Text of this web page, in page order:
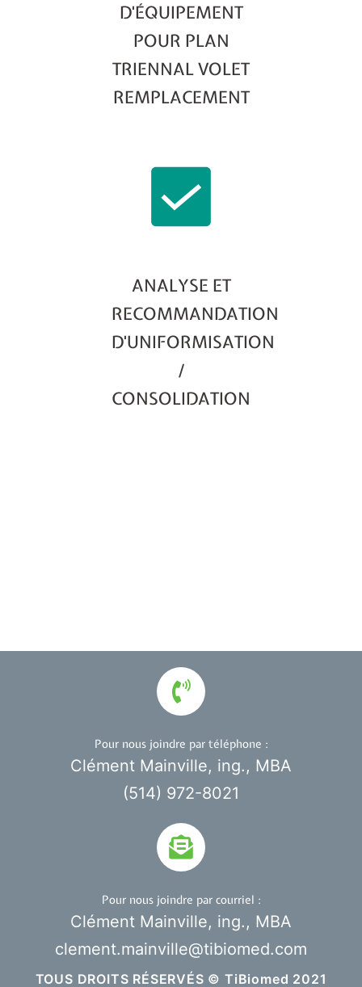
D'ÉQUIPEMENT
POUR PLAN
TRIENNAL VOLET
REMPLACEMENT
ANALYSE ET
RECOMMANDATION
D'UNIFORMISATION
/
CONSOLIDATION
Pour nous joindre par téléphone :
Clément Mainville, ing., MBA
(514) 972-8021
Pour nous joindre par courriel :
Clément Mainville, ing., MBA
clement.mainville@tibiomed.com
TOUS DROITS RÉSERVÉS © TiBiomed 2021